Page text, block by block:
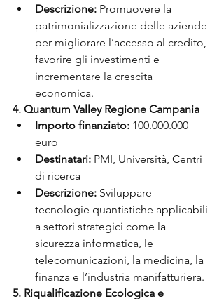
Descrizione: Promuovere la
patrimonializzazione delle aziende
per migliorare l’accesso al credito,
favorire gli investimenti e
incrementare la crescita
economica.
4. Quantum Valley Regione Campania
Importo finanziato: 100.000.000
euro
Destinatari: PMI, Università, Centri
di ricerca
Descrizione: Sviluppare
tecnologie quantistiche applicabili
a settori strategici come la
sicurezza informatica, le
telecomunicazioni, la medicina, la
finanza e l’industria manifatturiera.
5. Riqualificazione Ecologica e